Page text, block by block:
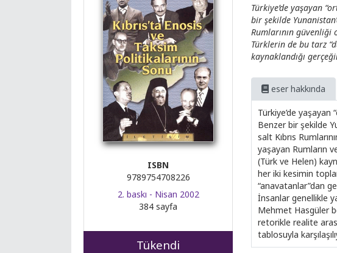
ISBN
9789754708226
2. baskı - Nisan 2002
384 sayfa
Tükendi
Türkiye’de yaşayan
bir şekilde
Rumlarının güvenliği
Türklerin de bu tarz
kaynaklandığı
eser hakkında
Türkiye’de yaşayan
Benzer bir şekilde
salt Kıbrıs
yaşayan Rumların
(Türk ve Helen)
her iki kesimin
“anavatanlar”dan
İnsanlar genellikle
Mehmet Hasgüler
retorikle realite
tablosuyla